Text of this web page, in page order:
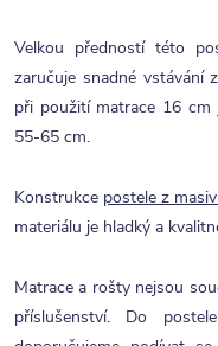
Velkou předností této
zaručuje snadné vstávání
při použití matrace 16 cm
55-65 cm.
Konstrukce postele z
materiálu je hladký a
Matrace a rošty nejsou
příslušenství. Do